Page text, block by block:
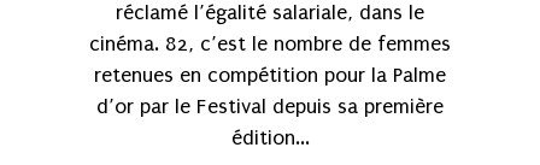
réclamé l’égalité salariale, dans le
cinéma. 82, c’est le nombre de femmes
retenues en compétition pour la Palme
d’or par le Festival depuis sa première
édition...